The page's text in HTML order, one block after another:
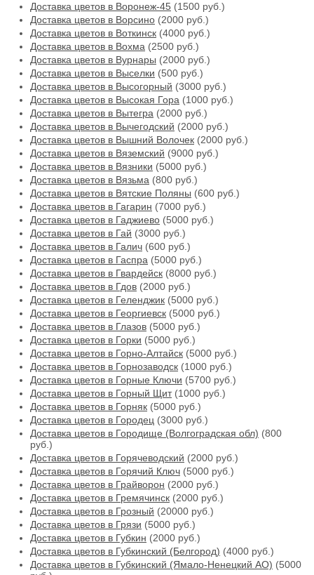
Доставка цветов в Воронеж-45 (1500 руб.)
Доставка цветов в Ворсино (2000 руб.)
Доставка цветов в Воткинск (4000 руб.)
Доставка цветов в Вохма (2500 руб.)
Доставка цветов в Вурнары (2000 руб.)
Доставка цветов в Выселки (500 руб.)
Доставка цветов в Высогорный (3000 руб.)
Доставка цветов в Высокая Гора (1000 руб.)
Доставка цветов в Вытегра (2000 руб.)
Доставка цветов в Вычегодский (2000 руб.)
Доставка цветов в Вышний Волочек (2000 руб.)
Доставка цветов в Вяземский (9000 руб.)
Доставка цветов в Вязники (5000 руб.)
Доставка цветов в Вязьма (800 руб.)
Доставка цветов в Вятские Поляны (600 руб.)
Доставка цветов в Гагарин (7000 руб.)
Доставка цветов в Гаджиево (5000 руб.)
Доставка цветов в Гай (3000 руб.)
Доставка цветов в Галич (600 руб.)
Доставка цветов в Гаспра (5000 руб.)
Доставка цветов в Гвардейск (8000 руб.)
Доставка цветов в Гдов (2000 руб.)
Доставка цветов в Геленджик (5000 руб.)
Доставка цветов в Георгиевск (5000 руб.)
Доставка цветов в Глазов (5000 руб.)
Доставка цветов в Горки (5000 руб.)
Доставка цветов в Горно-Алтайск (5000 руб.)
Доставка цветов в Горнозаводск (1000 руб.)
Доставка цветов в Горные Ключи (5700 руб.)
Доставка цветов в Горный Щит(1000 руб.)
Доставка цветов в Горняк (5000 руб.)
Доставка цветов в Городец (3000 руб.)
Доставка цветов в Городище (Волгоградская обл) (800
руб.)
Доставка цветов в Горячеводский (2000 руб.)
Доставка цветов в Горячий Ключ (5000 руб.)
Доставка цветов в Грайворон (2000 руб.)
Доставка цветов в Гремячинск (2000 руб.)
Доставка цветов в Грозный (20000 руб.)
Доставка цветов в Грязи (5000 руб.)
Доставка цветов в Губкин (2000 руб.)
Доставка цветов в Губкинский (Белгород) (4000 руб.)
Доставка цветов в Губкинский (Ямало-Ненецкий АО) (5000